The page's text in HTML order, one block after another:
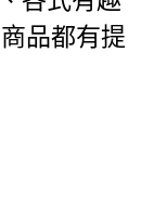
品都有提